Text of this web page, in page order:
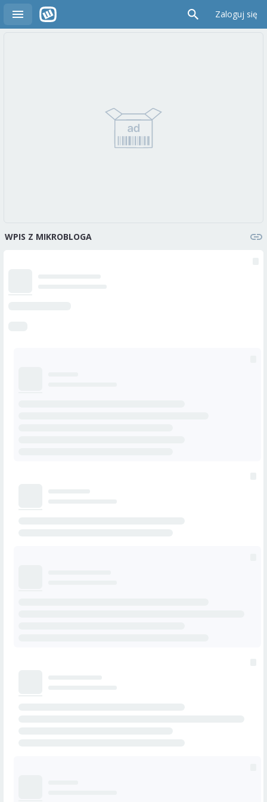
Zaloguj się
WPIS Z MIKROBLOGA